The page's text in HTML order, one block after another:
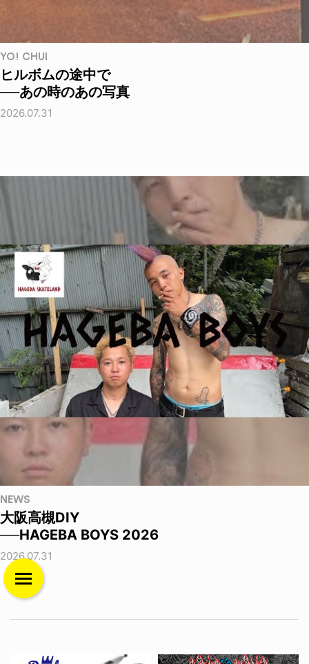
YO! CHUI
ヒルボムの途中で
──あの時のあの写真
2026.07.31
NEWS
大阪高槻DIY
──HAGEBA BOYS 2026
2026.07.31